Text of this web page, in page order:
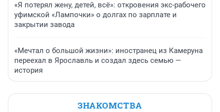
«Я потерял жену, детей, всё»: откровения экс-рабочего
уфимской «Лампочки» о долгах по зарплате и
закрытии завода
«Мечтал о большой жизни»: иностранец из Камеруна
переехал в Ярославль и создал здесь семью —
история
ЗНАКОМСТВА